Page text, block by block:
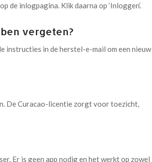
de inlogpagina. Klik daarna op ‘Inloggen’.
vergeten?
instructies in de herstel-e-mail om een nieuw
De Curacao-licentie zorgt voor toezicht,
Er is geen app nodig en het werkt op zowel